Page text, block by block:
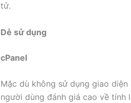
tử.
Dễ sử dụng
cPanel
Mặc dù không sử dụng giao
người dùng đánh giá cao về tính